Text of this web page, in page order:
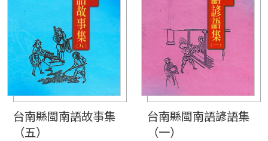
台南縣閩南語故事集
（五）
台南縣閩南語諺語集
（一）